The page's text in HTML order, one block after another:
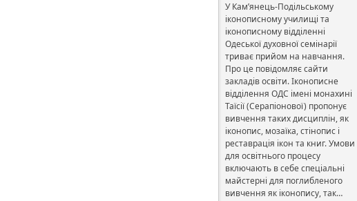
У Кам’янець-Подільському
іконописному училищі та
іконописному відділенні
Одеської духовної семінарії
триває прийом на навчання.
Про це повідомляє сайти
закладів освіти. Іконописне
відділення ОДС імені монахині
Таїсії (Серапіонової) пропонує
вивчення таких дисциплін, як
іконопис, мозаїка, стінопис і
реставрація ікон та книг. Умови
для освітнього процесу
включають в себе спеціальні
майстерні для поглибленого
вивчення як іконопису, так…